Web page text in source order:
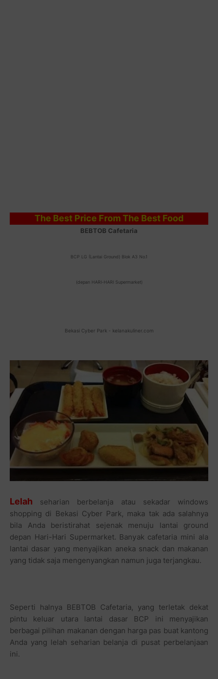
The Best Price From The Best Food
BEBTOB Cafetaria
BCP LG (Lantai Ground) Blok A3 No.1
(depan HARI-HARI Supermarket)
Bekasi Cyber Park - kelanakuliner.com
Lelah seharian berbelanja atau sekadar windows
shopping di Bekasi Cyber Park, maka tak ada salahnya
bila Anda beristirahat sejenak menuju lantai ground
depan Hari-Hari Supermarket. Banyak cafetaria mini ala
lantai dasar yang menyajikan aneka snack dan makanan
yang tidak saja mengenyangkan namun juga terjangkau.
Seperti halnya BEBTOB Cafetaria, yang terletak dekat
pintu keluar utara lantai dasar BCP ini menyajikan
berbagai pilihan makanan dengan harga pas buat kantong
Anda yang lelah seharian belanja di pusat perbelanjaan
ini.